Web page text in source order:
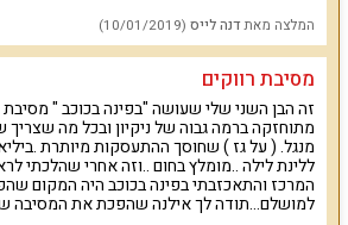
החצר כולה מוקפת בגדר גבוה שתספק פרטיות
למי זה מתאים?
הוילה מתאימה לאירוח זוגות אוהבים בכל גיל,
חגיגות ימי נישואין ואירועים רומנטיים. לצד
לכל בני המשפחה, הילדים מוצאים בוילה סביבה
בבריכה ופעילויות ספורט.
פרט לכך, מארחים בעלי הוילה מסיבות ימי הולדת,
ושאר מסיבות גיוס, רווקים ורווקות ועוד (עד 20 משתתפים).
המלצה מאתדנה לייס (10/01/2019)
מסיבת רווקים
זה הבן השני שלי שעושה "בפינה בכוכב " מסיבת
מתוחזקה ברמה גבוה של ניקיון ובכל מה
מנגל. ( על גז ) שחוסך ההתעסקות מיותרת
ללינת לילה ..מומלץ בחום ..וזה אחרי שהלכתי
המרכז והתאכזבתי בפינה בכוכב היה המקום
למושלם...תודה לך אילנה שהפכת את המסיבה